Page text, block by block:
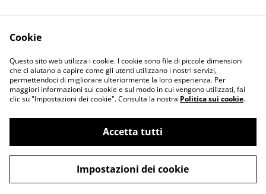
Informativa sulla
privacy
Terms and
conditions
©2026Merlin Visual
powered by
Cookie
Questo sito web utilizza i cookie. I cookie sono file di piccole dimensioni
che ci aiutano a capire come gli utenti utilizzano i nostri servizi,
permettendoci di migliorare ulteriormente la loro esperienza. Per
maggiori informazioni sui cookie e sul modo in cui vengono utilizzati, fai
clic su "Impostazioni dei cookie". Consulta la nostra Politica sui cookie.
Accetta tutti
Impostazioni dei cookie